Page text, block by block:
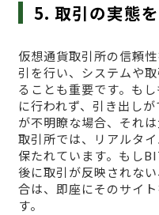
5. 取引の実態
仮想通貨取引所の信頼
引を行い、システムや
ることも重要です。も
に行われず、引き出し
が不明瞭な場合、それ
取引所では、リアルタ
保たれています。もし
後に取引が反映されな
合は、即座にそのサイ
す。